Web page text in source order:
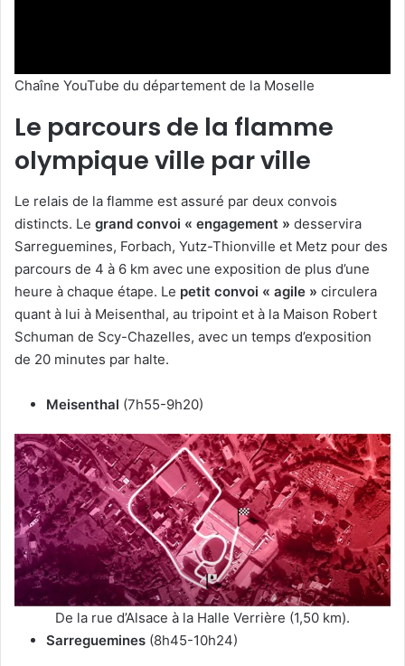
Chaîne YouTube du département de la Moselle
Le parcours de la flamme
olympique ville par ville
Le relais de la flamme est assuré par deux convois
distincts. Le grand convoi « engagement » desservira
Sarreguemines, Forbach, Yutz-Thionville et Metz pour des
parcours de 4 à 6 km avec une exposition de plus d’une
heure à chaque étape. Le petit convoi « agile » circulera
quant à lui à Meisenthal, au tripoint et à la Maison Robert
Schuman de Scy-Chazelles, avec un temps d’exposition
de 20 minutes par halte.
Meisenthal (7h55-9h20)
De la rue d’Alsace à la Halle Verrière (1,50 km).
Sarreguemines (8h45-10h24)